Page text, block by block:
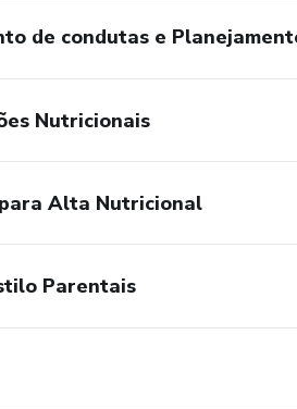
de condutas e
Nutricionais
Alta Nutricional
Parentais